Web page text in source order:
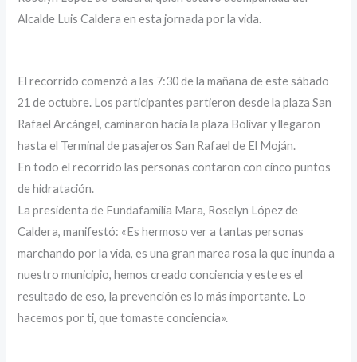
Alcalde Luis Caldera en esta jornada por la vida.
El recorrido comenzó a las 7:30 de la mañana de este sábado
21 de octubre. Los participantes partieron desde la plaza San
Rafael Arcángel, caminaron hacia la plaza Bolívar y llegaron
hasta el Terminal de pasajeros San Rafael de El Moján.
En todo el recorrido las personas contaron con cinco puntos
de hidratación.
La presidenta de Fundafamilia Mara, Roselyn López de
Caldera, manifestó: «Es hermoso ver a tantas personas
marchando por la vida, es una gran marea rosa la que inunda a
nuestro municipio, hemos creado conciencia y este es el
resultado de eso, la prevención es lo más importante. Lo
hacemos por ti, que tomaste conciencia».